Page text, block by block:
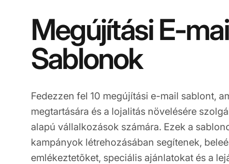
Megújítási E-
Sablonok
Fedezzen fel 10 megújítási e-mail sablont,
megtartására és a lojalitás növelésére
alapú vállalkozások számára. Ezek a
kampányok létrehozásában segítenek,
emlékeztetõket, speciális ajánlatokat és a